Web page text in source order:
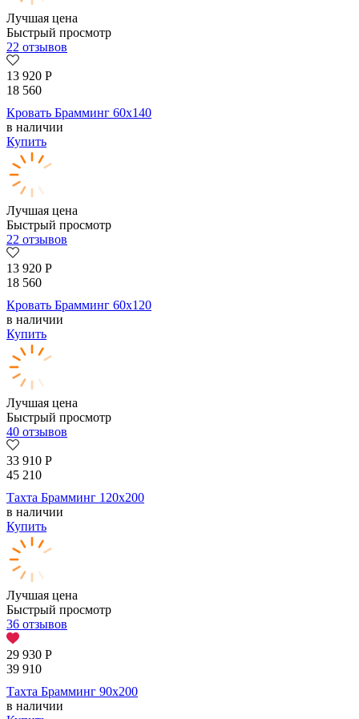
Лучшая цена
Быстрый просмотр
22 отзывов
13 920 Р
18 560
Кровать Брамминг 60х140
в наличии
Купить
Лучшая цена
Быстрый просмотр
22 отзывов
13 920 Р
18 560
Кровать Брамминг 60х120
в наличии
Купить
Лучшая цена
Быстрый просмотр
40 отзывов
33 910 Р
45 210
Тахта Брамминг 120х200
в наличии
Купить
Лучшая цена
Быстрый просмотр
36 отзывов
29 930 Р
39 910
Тахта Брамминг 90х200
в наличии